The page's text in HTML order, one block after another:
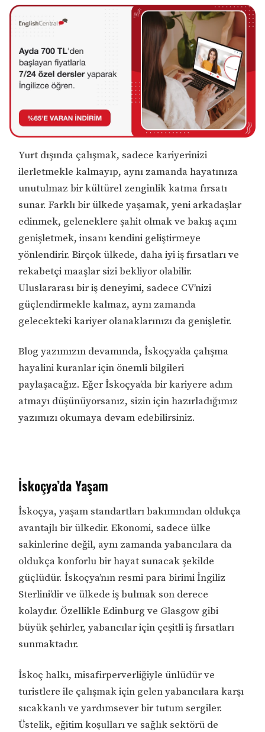
Yurt dışında çalışmak, sadece kariyerinizi
ilerletmekle kalmayıp, aynı zamanda hayatınıza
unutulmaz bir kültürel zenginlik katma fırsatı
sunar. Farklı bir ülkede yaşamak, yeni arkadaşlar
edinmek, geleneklere şahit olmak ve bakış açını
genişletmek, insanı kendini geliştirmeye
yönlendirir. Birçok ülkede, daha iyi iş fırsatları ve
rekabetçi maaşlar sizi bekliyor olabilir.
Uluslararası bir iş deneyimi, sadece CV’nizi
güçlendirmekle kalmaz, aynı zamanda
gelecekteki kariyer olanaklarınızı da genişletir.
Blog yazımızın devamında, İskoçya’da çalışma
hayalini kuranlar için önemli bilgileri
paylaşacağız. Eğer İskoçya’da bir kariyere adım
atmayı düşünüyorsanız, sizin için hazırladığımız
yazımızı okumaya devam edebilirsiniz.
İskoçya’da Yaşam
İskoçya, yaşam standartları bakımından oldukça
avantajlı bir ülkedir. Ekonomi, sadece ülke
sakinlerine değil, aynı zamanda yabancılara da
oldukça konforlu bir hayat sunacak şekilde
güçlüdür. İskoçya’nın resmi para birimi İngiliz
Sterlini’dir ve ülkede iş bulmak son derece
kolaydır. Özellikle Edinburg ve Glasgow gibi
büyük şehirler, yabancılar için çeşitli iş fırsatları
sunmaktadır.
İskoç halkı, misafirperverliğiyle ünlüdür ve
turistlere ile çalışmak için gelen yabancılara karşı
sıcakkanlı ve yardımsever bir tutum sergiler.
Üstelik, eğitim koşulları ve sağlık sektörü de